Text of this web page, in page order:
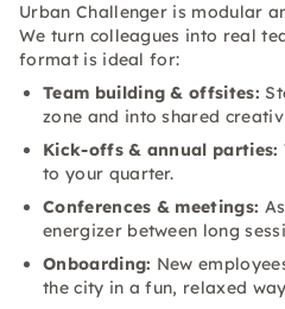
Urban Challenger is modular
We turn colleagues into real
format is ideal for:
Team building & offsites:
zone and into shared
Kick-offs & annual parties:
to your quarter.
Conferences & meetings:
energizer between long
Onboarding: New
the city in a fun, relaxed